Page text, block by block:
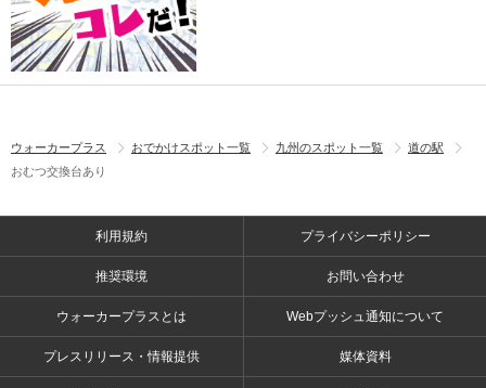
ウォーカープラス おでかけスポット一覧 九州のスポット一覧
道の駅
おむつ交換台あり
利用規約 プライバシーポリシー
推奨環境 お問い合わせ
ウォーカープラスとは Webプッシュ通知について
プレスリリース・情報提供 媒体資料